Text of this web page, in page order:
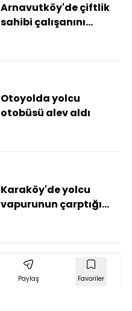
Arnavutköy'de çiftlik
sahibi çalışanını
Otoyolda yolcu
otobüsü alev aldı
Karaköy'de yolcu
vapurunun çarptığı
Paylaş Favoriler